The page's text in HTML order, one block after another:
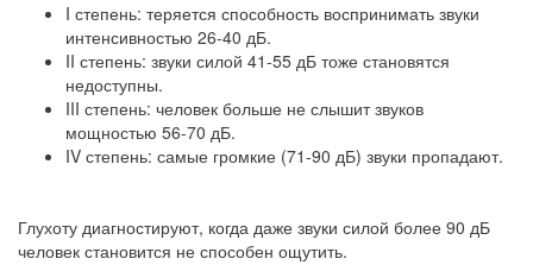
I степень: теряется способность воспринимать звуки
интенсивностью 26-40 дБ.
II степень: звуки силой 41-55 дБ тоже становятся
недоступны.
III степень: человек больше не слышит звуков
мощностью 56-70 дБ.
IV степень: самые громкие (71-90 дБ) звуки пропадают.
Глухоту диагностируют, когда даже звуки силой более 90 дБ
человек становится не способен ощутить.